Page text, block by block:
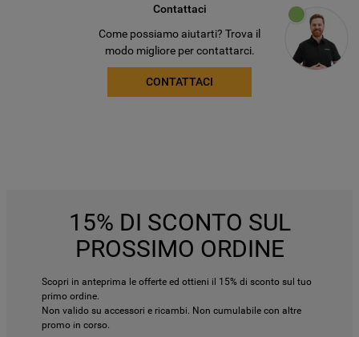
Contattaci
Come possiamo aiutarti? Trova il
modo migliore per contattarci.
CONTATTACI
15% DI SCONTO SUL
PROSSIMO ORDINE
Scopri in anteprima le offerte ed ottieni il 15% di sconto sul tuo
primo ordine.
Non valido su accessori e ricambi. Non cumulabile con altre
promo in corso.